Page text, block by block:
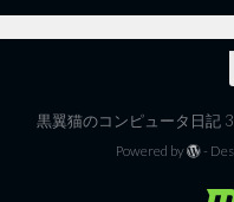
黒翼猫のコンピュータ日記
Powered by -